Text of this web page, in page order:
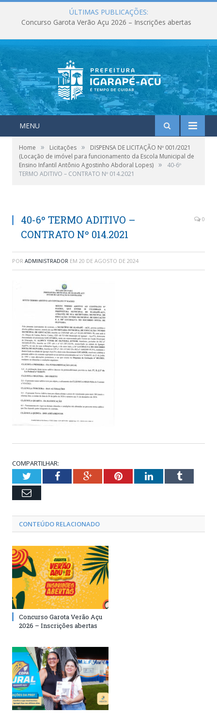
ÚLTIMAS PUBLICAÇÕES:
Concurso Garota Verão Açu 2026 – Inscrições abertas
MENU
Home » Licitações »
DISPENSA DE LICITAÇÃO Nº 001/2021
(Locação de imóvel para funcionamento da Escola Municipal de
Ensino Infantil Antônio Agostinho Abdoral Lopes) »
40-6º
TERMO ADITIVO – CONTRATO Nº 014.2021
40-6º TERMO ADITIVO –
CONTRATO Nº 014.2021
0
POR ADMINISTRADOR EM 20 DE AGOSTO DE 2024
COMPARTILHAR:
TwitterFacebookGoogle+PinterestLinkedInTumblr
Email
CONTEÚDO RELACIONADO
Concurso Garota Verão Açu
2026 – Inscrições abertas